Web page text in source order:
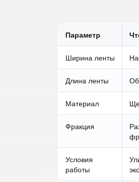
Параметр
Ширина ленты
Длина ленты
Материал
Фракция
Условия
работы